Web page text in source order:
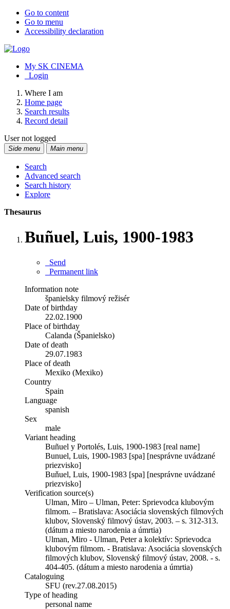
Go to content
Go to menu
Accessibility declaration
My SK CINEMA
Login
Where I am
Home page
Search results
Record detail
User not logged
Side menu Main menu
Search
Advanced search
Search history
Explore
Thesaurus
Buñuel, Luis, 1900-1983
Send
Permanent link
Information note
španielsky filmový režisér
Date of birthday
22.02.1900
Place of birthday
Calanda (Španielsko)
Date of death
29.07.1983
Place of death
Mexiko (Mexiko)
Country
Spain
Language
spanish
Sex
male
Variant heading
Buñuel y Portolés, Luis, 1900-1983 [real name]
Bunuel, Luis, 1900-1983 [spa] [nesprávne uvádzané
priezvisko]
Buňuel, Luis, 1900-1983 [spa] [nesprávne uvádzané
priezvisko]
Verification source(s)
Ulman, Miro – Ulman, Peter: Sprievodca klubovým
filmom. – Bratislava: Asociácia slovenských filmových
klubov, Slovenský filmový ústav, 2003. – s. 312-313.
(dátum a miesto narodenia a úmrtia)
Ulman, Miro - Ulman, Peter a kolektív: Sprievodca
klubovým filmom. - Bratislava: Asociácia slovenských
filmových klubov, Slovenský filmový ústav, 2008. - s.
404-405. (dátum a miesto narodenia a úmrtia)
Cataloguing
SFU (rev.27.08.2015)
Type of heading
personal name